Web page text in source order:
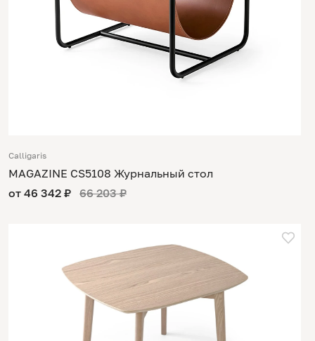
Calligaris
MAGAZINE CS5108 Журнальный стол
от 46 342 ₽ 66 203 ₽